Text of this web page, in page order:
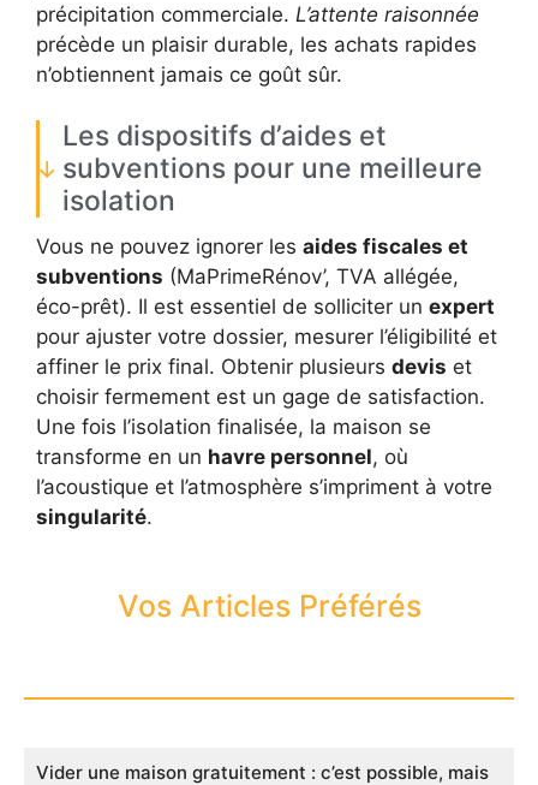
précipitation commerciale. L’attente raisonnée
précède un plaisir durable, les achats rapides
n’obtiennent jamais ce goût sûr.
Les dispositifs d’aides et
subventions pour une meilleure
isolation
Vous ne pouvez ignorer les aides fiscales et
subventions (MaPrimeRénov’, TVA allégée,
éco-prêt). Il est essentiel de solliciter un expert
pour ajuster votre dossier, mesurer l’éligibilité et
affiner le prix final. Obtenir plusieurs devis et
choisir fermement est un gage de satisfaction.
Une fois l’isolation finalisée, la maison se
transforme en un havre personnel, où
l’acoustique et l’atmosphère s’impriment à votre
singularité.
Vos Articles Préférés
Vider une maison gratuitement : c’est possible, mais